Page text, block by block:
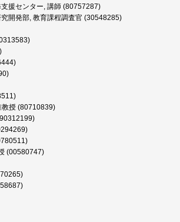
援センター, 講師 (80757287)
開発部, 教育課程調査官 (30548285)
教授 (80710839)
(00580747)